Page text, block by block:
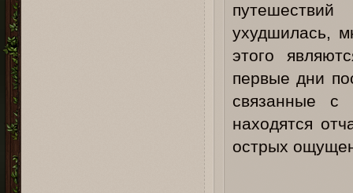
ухудшилась,
этого
первые дни
связанные с
находятся
острых